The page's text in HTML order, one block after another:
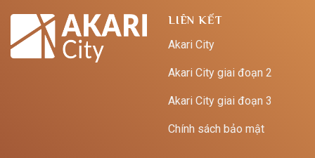
LIÊN KẾT
Akari City
Akari City giai đoạn 2
Akari City giai đoạn 3
Chính sách bảo mật